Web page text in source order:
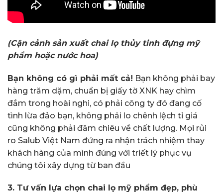
(Cận cảnh sản xuất chai lọ thủy tinh đựng mỹ
phẩm hoặc nước hoa)
Bạn không có gì phải mất cả! Bạn không phải bay
hàng trăm dặm, chuẩn bị giấy tờ XNK hay chìm
đắm trong hoài nghi, có phải công ty đó đang cố
tình lừa đảo bạn, không phải lo chênh lệch tỉ giá
cũng không phải đăm chiêu về chất lượng. Mọi rủi
ro Salub Việt Nam đứng ra nhận trách nhiệm thay
khách hàng của mình đúng với triết lý phục vụ
chúng tôi xây dựng từ ban đầu
3. Tư vấn lựa chọn chai lọ mỹ phẩm đẹp, phù